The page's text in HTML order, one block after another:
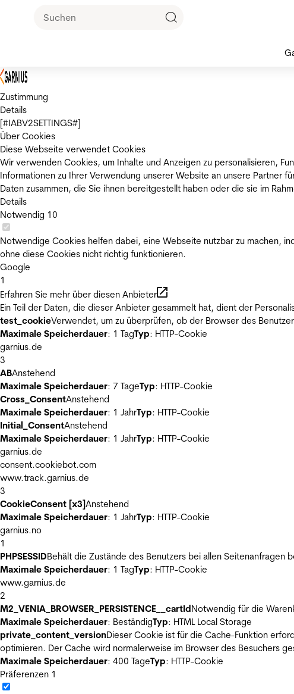
Zustimmung
Details
[#IABV2SETTINGS#]
Über Cookies
Diese Webseite verwendet Cookies
Wir verwenden Cookies, um Inhalte und Anzeigen zu personalisieren,
Informationen zu Ihrer Verwendung unserer Website an unsere Partner
Daten zusammen, die Sie ihnen bereitgestellt haben oder die sie im
Details
Notwendig 10
Notwendige Cookies helfen dabei, eine Webseite nutzbar zu machen,
ohne diese Cookies nicht richtig funktionieren.
Google
1
Erfahren Sie mehr über diesen Anbieter
Ein Teil der Daten, die dieser Anbieter gesammelt hat, dient der
test_cookieVerwendet, um zu überprüfen, ob der Browser des
Maximale Speicherdauer: 1 TagTyp: HTTP-Cookie
garnius.de
3
ABAnstehend
Maximale Speicherdauer: 7 TageTyp: HTTP-Cookie
Cross_ConsentAnstehend
Maximale Speicherdauer: 1 JahrTyp: HTTP-Cookie
Initial_ConsentAnstehend
Maximale Speicherdauer: 1 JahrTyp: HTTP-Cookie
garnius.de
consent.cookiebot.com
www.track.garnius.de
3
CookieConsent [x3]Anstehend
Maximale Speicherdauer: 1 JahrTyp: HTTP-Cookie
garnius.no
1
PHPSESSIDBehält die Zustände des Benutzers bei allen Seitenanfragen
Maximale Speicherdauer: 1 TagTyp: HTTP-Cookie
www.garnius.de
2
M2_VENIA_BROWSER_PERSISTENCE__cartIdNotwendig für die
Maximale Speicherdauer: BeständigTyp: HTML Local Storage
private_content_versionDieser Cookie ist für die Cache-Funktion
optimieren. Der Cache wird normalerweise im Browser des Besuchers
Maximale Speicherdauer: 400 TageTyp: HTTP-Cookie
Präferenzen 1